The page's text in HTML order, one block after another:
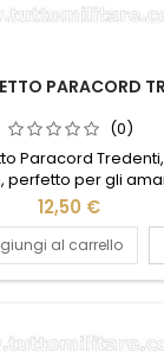
PARACORD
(0)
Paracord
perfetto per gli
di alta qualità,
per situazioni di
stile al tuo look
curati lo rendono
12,50 €
al carrello